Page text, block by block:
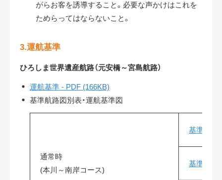
がらお客を誘導すること。必要な声かけはこれを
ためらってはならないこと。
3.運航基準
ひろしま世界遺産航路（元安橋～宮島航路）
運航基準 - PDF (166KB)
基準航路図別表・運航基準図
通常時
(本川～南岸コース)
基準航路
基準航路